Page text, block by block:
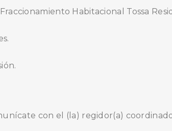
Habitacional Tossa
con el (la) regidor(a)